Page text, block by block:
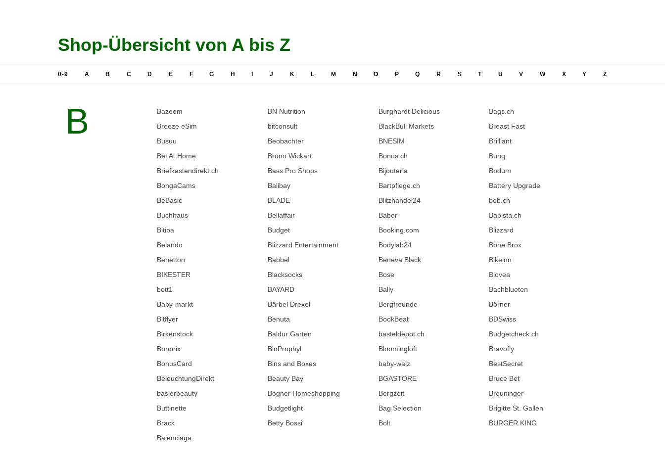
Shop-Übersicht von A bis Z
0-9 A B C D E F G H J K L M N O P Q R S T U V W X Y Z
B Bazoom BN Nutrition Burghardt Delicious
Bags.ch
Breeze eSim
bitconsult BlackBull Markets
Breast Fast
Busuu
Beobachter BNESIM
Brilliant
Bet At Home
Bruno Wickart Bonus.ch
Bunq
Briefkastendirekt.ch
Bass Pro Shops Bijouteria
Bodum
BongaCams
Balibay Bartpflege.ch
Battery Upgrade
BeBasic
BLADE Blitzhandel24
bob.ch
Buchhaus
Bellaffair Babor
Babista.ch
Bitiba
Budget Booking.com
Blizzard
Belando
Blizzard Entertainment Bodylab24
Bone Brox
Benetton
Babbel Beneva Black
Bikeinn
BIKESTER
Blacksocks Bose
Biovea
bett1
BAYARD Bally
Bachblueten
Baby-markt
Bärbel Drexel Bergfreunde
Börner
Bitflyer
Benuta BookBeat
BDSwiss
Birkenstock
Baldur Garten basteldepot.ch
Budgetcheck.ch
Bonprix
BioProphyl Bloomingloft
Bravofly
BonusCard
Bins and Boxes baby-walz
BestSecret
BeleuchtungDirekt
Beauty Bay BGASTORE
Bruce Bet
baslerbeauty
Bogner Homeshopping Bergzeit
Breuninger
Buttinette
Budgetlight Bag Selection
Brigitte St. Gallen
Brack
Betty Bossi Bolt
BURGER KING
Balenciaga